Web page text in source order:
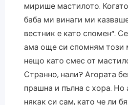
мирише мастилото.
баба ми винаги ми
вестник е като спомен“.
ама още си спомням този
нещо като смес от
Странно, нали? Агората
прашна и пълна с хора. Но
някак си сам, като че ли